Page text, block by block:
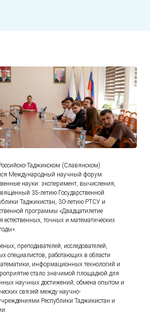
Таджикском (Славянском)
Международный научный форум
науки: эксперимент, вычисления,
35-летию Государственной
Таджикистан, 30-летию РТСУ и
программы «Двадцатилетие
естественных, точных и математических
преподавателей, исследователей,
специалистов, работающих в области
информационных технологий и
стало значимой площадкой для
научных достижений, обмена опытом и
связей между научно-
Республики Таджикистан и